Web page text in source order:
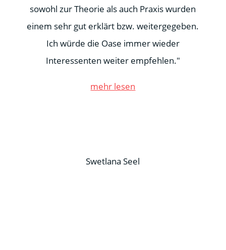
sowohl zur Theorie als auch Praxis wurden
einem sehr gut erklärt bzw. weitergegeben.
Ich würde die Oase immer wieder
Interessenten weiter empfehlen."
mehr lesen
Swetlana Seel